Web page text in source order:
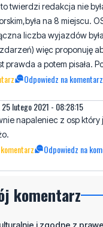
więc proponuję
prawda a potem pisała.
Odpowiedz na komentarz
lutego 2021 - 08:28:15
napaleniec z osp który
Odpowiedz na
komentarz
widzisz niestosowny